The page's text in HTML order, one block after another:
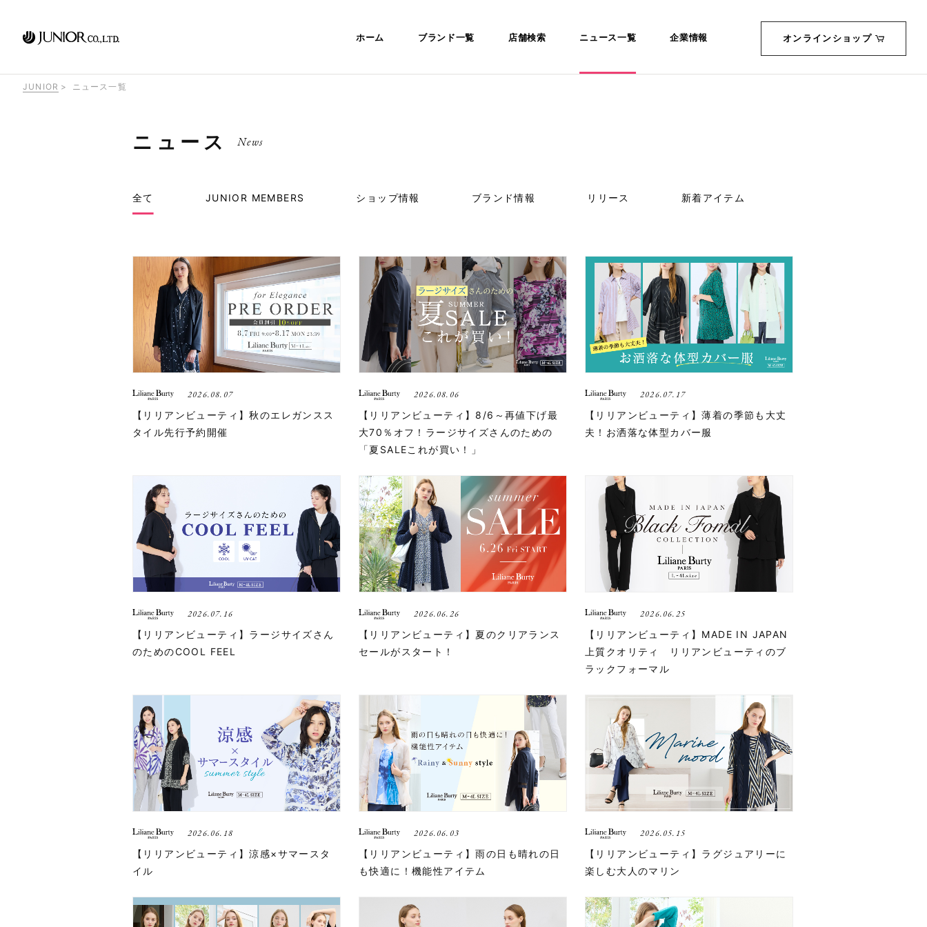
ホーム ブランド一覧 店舗検索 ニュース一覧 企業情報 オンラインショップ
JUNIOR ニュース一覧
ニュース News
全て JUNIOR MEMBERS ショップ情報 ブランド情報 リリース 新着アイテム
2026.08.07
【リリアンビューティ】秋のエレガンスス
タイル先行予約開催
2026.08.06
【リリアンビューティ】8/6～再値下げ最
大70％オフ！ラージサイズさんのための
「夏SALEこれが買い！」
2026.07.17
【リリアンビューティ】薄着の季節も大丈
夫！お洒落な体型カバー服
2026.07.16
【リリアンビューティ】ラージサイズさん
のためのCOOL FEEL
2026.06.26
【リリアンビューティ】夏のクリアランス
セールがスタート！
2026.06.25
【リリアンビューティ】MADE IN JAPAN
上質クオリティ リリアンビューティのブ
ラックフォーマル
2026.06.18
【リリアンビューティ】涼感×サマースタ
イル
2026.06.03
【リリアンビューティ】雨の日も晴れの日
も快適に！機能性アイテム
2026.05.15
【リリアンビューティ】ラグジュアリーに
楽しむ大人のマリン